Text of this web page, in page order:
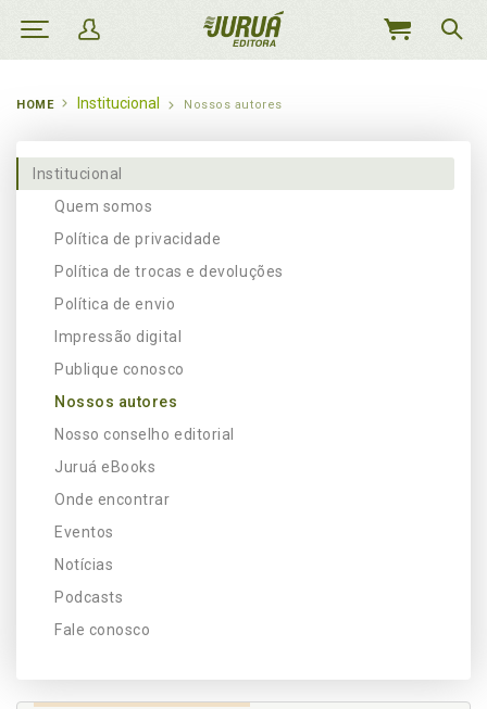
MEU
HOME Institucional Nossos autores
Institucional
Quem somos
Política de privacidade
Política de trocas e devoluções
Política de envio
Impressão digital
Publique conosco
Nossos autores
Nosso conselho editorial
Juruá eBooks
Onde encontrar
Eventos
Notícias
Podcasts
Fale conosco